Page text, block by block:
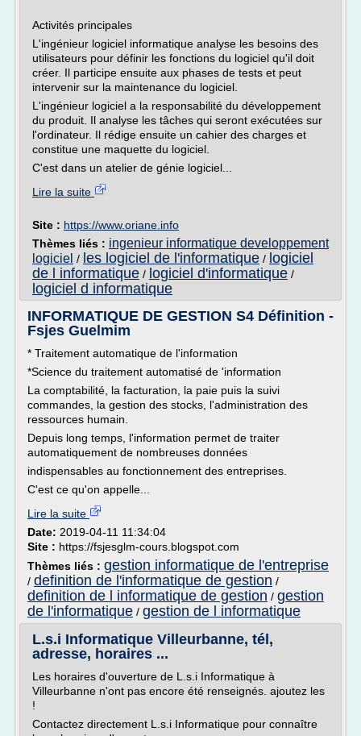
Activités principales
L'ingénieur logiciel informatique analyse les besoins des
utilisateurs pour définir les fonctions du logiciel qu'il doit
créer. Il participe ensuite aux phases de tests et peut
intervenir sur la maintenance du logiciel.
L'ingénieur logiciel a la responsabilité du développement
du produit. Il analyse les tâches qui seront exécutées sur
l'ordinateur. Il rédige ensuite un cahier des charges et
constitue une maquette du logiciel.
C'est dans un atelier de génie logiciel...
Lire la suite
Site : https://www.oriane.info
Thèmes liés : ingenieur informatique developpement
logiciel / les logiciel de l'informatique / logiciel
de l informatique / logiciel d'informatique /
logiciel d informatique
INFORMATIQUE DE GESTION S4 Définition -
Fsjes Guelmim
* Traitement automatique de l'information
*Science du traitement automatisé de 'information
La comptabilité, la facturation, la paie puis la suivi
commandes, la gestion des stocks, l'administration des
ressources humain.
Depuis long temps, l'information permet de traiter
automatiquement de nombreuses données
indispensables au fonctionnement des entreprises.
C'est ce qu'on appelle...
Lire la suite
Date: 2019-04-11 11:34:04
Site : https://fsjesglm-cours.blogspot.com
Thèmes liés : gestion informatique de l'entreprise
/ definition de l'informatique de gestion /
definition de l informatique de gestion / gestion
de l'informatique / gestion de l informatique
L.s.i Informatique Villeurbanne, tél,
adresse, horaires ...
Les horaires d'ouverture de L.s.i Informatique à
Villeurbanne n'ont pas encore été renseignés. ajoutez les
!
Contactez directement L.s.i Informatique pour connaître